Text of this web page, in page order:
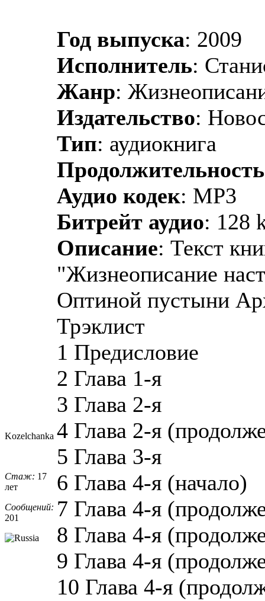
Kozelchanka
Стаж: 17
лет
Сообщений:
201
Год выпуска: 2009
Исполнитель:
Жанр:
Издательство:
Тип: аудиокнига
Продолжительность
Аудио кодек: MP3
Битрейт аудио: 128
Описание: Текст
"Жизнеописание
Оптиной пустыни
Трэклист
1 Предисловие
2 Глава 1-я
3 Глава 2-я
4 Глава 2-я
5 Глава 3-я
6 Глава 4-я (начало)
7 Глава 4-я
8 Глава 4-я
9 Глава 4-я
10 Глава 4-я